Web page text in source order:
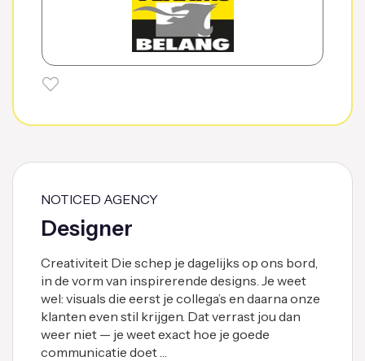
NOTICED AGENCY
Designer
Creativiteit Die schep je dagelijks op ons bord,
in de vorm van inspirerende designs. Je weet
wel: visuals die eerst je collega’s en daarna onze
klanten even stil krijgen. Dat verrast jou dan
weer niet — je weet exact hoe je goede
communicatie doet …